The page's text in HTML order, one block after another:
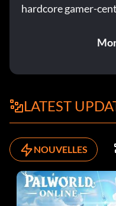
hardcore gamer-
LATEST
NOUVELLES